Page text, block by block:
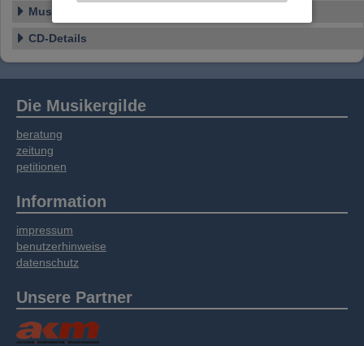
soziale Medien, Werbung und Analysen
weitergegeben. Unsere Partner führen diese
Dienste gesammelt haben.
Musikstile
CD-Details
Die Musikergilde
beratung
zeitung
petitionen
Information
impressum
benutzerhinweise
datenschutz
Unsere Partner